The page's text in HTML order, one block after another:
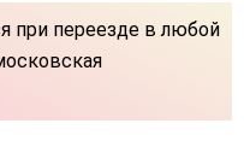
при переезде в любой